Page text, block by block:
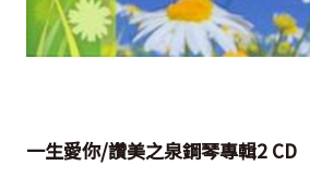
一生愛你/讚美之泉鋼琴專輯2 CD